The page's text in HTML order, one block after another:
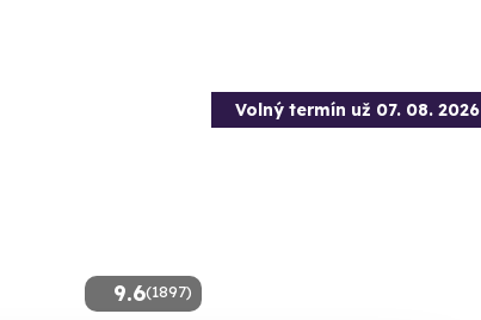
9.6(1897)
Volný termín už 07. 08. 2026